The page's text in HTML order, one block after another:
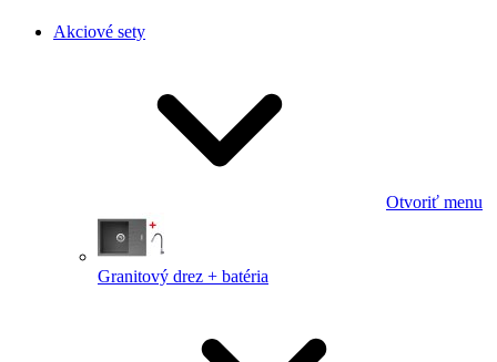
Akciové sety
Otvoriť menu
Granitový drez + batéria